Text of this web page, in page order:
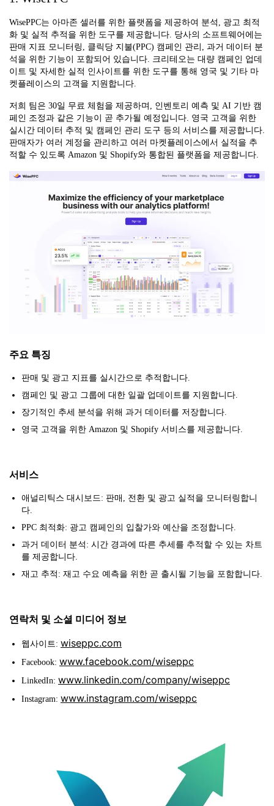
WisePPC는 아마존 셀러를 위한 플랫폼을 제공하여 분석, 광고 최적
화 및 실적 추적을 위한 도구를 제공합니다. 당사의 소프트웨어에는
판매 지표 모니터링, 클릭당 지불(PPC) 캠페인 관리, 과거 데이터 분
석을 위한 기능이 포함되어 있습니다. 크리테오는 대량 캠페인 업데
이트 및 자세한 실적 인사이트를 위한 도구를 통해 영국 및 기타 마
켓플레이스의 고객을 지원합니다.
저희 팀은 30일 무료 체험을 제공하며, 인벤토리 예측 및 AI 기반 캠
페인 조정과 같은 기능이 곧 추가될 예정입니다. 영국 고객을 위한
실시간 데이터 추적 및 캠페인 관리 도구 등의 서비스를 제공합니다.
판매자가 여러 계정을 관리하고 여러 마켓플레이스에서 실적을 추
적할 수 있도록 Amazon 및 Shopify와 통합된 플랫폼을 제공합니다.
주요 특징
판매 및 광고 지표를 실시간으로 추적합니다.
캠페인 및 광고 그룹에 대한 일괄 업데이트를 지원합니다.
장기적인 추세 분석을 위해 과거 데이터를 저장합니다.
영국 고객을 위한 Amazon 및 Shopify 서비스를 제공합니다.
서비스
애널리틱스 대시보드: 판매, 전환 및 광고 실적을 모니터링합니
다.
PPC 최적화: 광고 캠페인의 입찰가와 예산을 조정합니다.
과거 데이터 분석: 시간 경과에 따른 추세를 추적할 수 있는 차트
를 제공합니다.
재고 추적: 재고 수요 예측을 위한 곧 출시될 기능을 포함합니다.
연락처 및 소셜 미디어 정보
웹사이트: wiseppc.com
Facebook: www.facebook.com/wiseppc
LinkedIn: www.linkedin.com/company/wiseppc
Instagram: www.instagram.com/wiseppc